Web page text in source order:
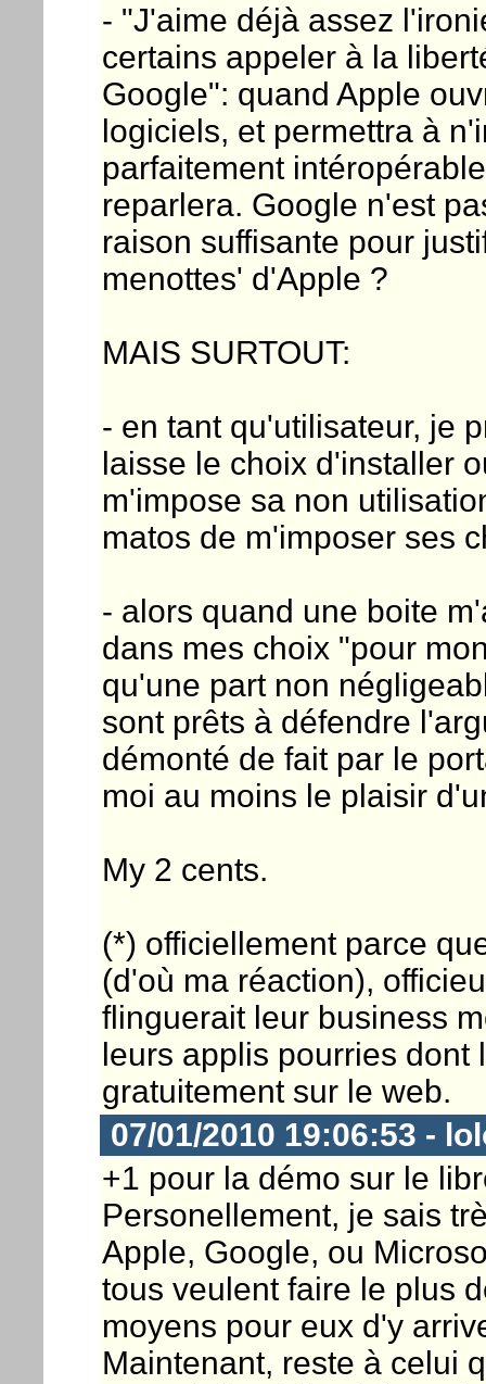
- "J'aime déjà assez
certains appeler à la
Google": quand Apple
logiciels, et permettra à
parfaitement
reparlera. Google n'est
raison suffisante pour
menottes' d'Apple ?
MAIS SURTOUT:
- en tant qu'utilisateur, je
laisse le choix d'installer
m'impose sa non
matos de m'imposer ses
- alors quand une boite
dans mes choix "pour
qu'une part non
sont prêts à défendre
démonté de fait par le
moi au moins le plaisir
My 2 cents.
(*) officiellement parce
(d'où ma réaction),
flinguerait leur business
leurs applis pourries dont
gratuitement sur le web.
07/01/2010 19:06:53 -
+1 pour la démo sur le
Personellement, je sais
Apple, Google, ou
tous veulent faire le plus
moyens pour eux d'y
Maintenant, reste à celui